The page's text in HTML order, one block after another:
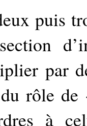
puis
par
du rôle
à